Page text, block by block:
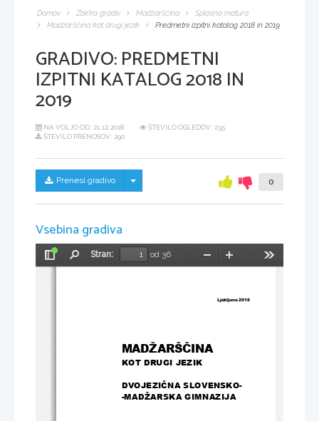
Domov Zbirka gradiv Madžarščina
Splošna matura
Madžarščina kot drugi jezik
Predmetni izpitni katalog 2018 in 2019
GRADIVO:PREDMETNI
IZPITNI KATALOG 2018 IN
2019
NA VOLJO OD: 21.12.2018
ŠTEVILO OGLEDOV: 235
ŠTEVILO PRENOSOV: 290
Prenesi gradivo Skrij/prikaži meni 0
Vsebina gradiva
Preklopi
Stran:
od 36
Pomanjšaj
Ljubljana 2016
MADŽARŠČINA
KOT DRUGI JEZIK
DVOJEZIČN A SLOVENSKO
-MADŽARSK A GIMNAZIJ A